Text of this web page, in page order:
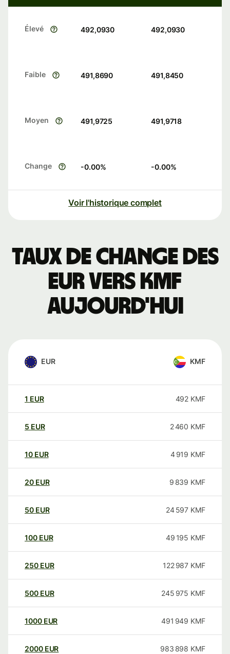
Élevé 492,0930 492,0930
Faible 491,8690 491,8450
Moyen 491,9725 491,9718
Change -0.00% -0.00%
Voir l'historique complet
Taux de change des
EUR vers KMF
aujourd'hui
EUR KMF
1 EUR 492 KMF
5 EUR 2 460 KMF
10 EUR 4 919 KMF
20 EUR 9 839 KMF
50 EUR 24 597 KMF
100 EUR 49 195 KMF
250 EUR 122 987 KMF
500 EUR 245 975 KMF
1000 EUR 491 949 KMF
2000 EUR 983 898 KMF